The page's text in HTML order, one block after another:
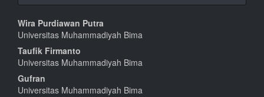
Isi
Artikel
Utama
Wira Purdiawan Putra
Universitas Muhammadiyah Bima
Taufik Firmanto
Universitas Muhammadiyah Bima
Gufran
Universitas Muhammadiyah Bima